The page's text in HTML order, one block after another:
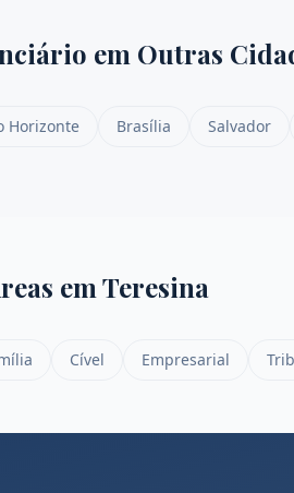
em Outras
Horizonte Brasília Salvador
em Teresina
Cível Empresarial